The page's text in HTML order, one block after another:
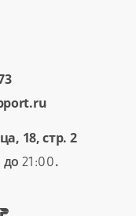
18, стр. 2
до 21:00.